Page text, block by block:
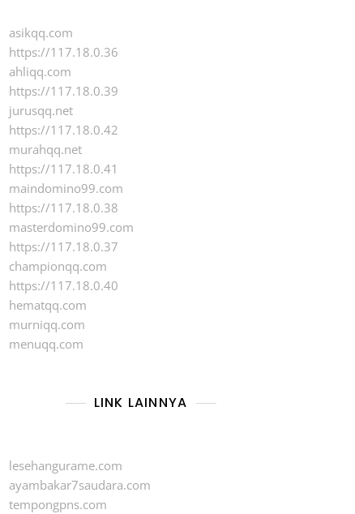
asikqq.com
https://117.18.0.36
ahliqq.com
https://117.18.0.39
jurusqq.net
https://117.18.0.42
murahqq.net
https://117.18.0.41
maindomino99.com
https://117.18.0.38
masterdomino99.com
https://117.18.0.37
championqq.com
https://117.18.0.40
hematqq.com
murniqq.com
menuqq.com
LINK LAINNYA
lesehangurame.com
ayambakar7saudara.com
tempongpns.com